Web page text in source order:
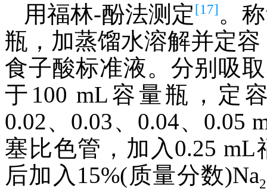
用福林-酚法测定[17] 。
瓶，加蒸馏水溶解并定
食子酸标准液。分别吸
于100 mL容量瓶，定
0.02、0.03、0.04、0.05
塞比色管，加入0.25
后加入15%(质量分数)Na2